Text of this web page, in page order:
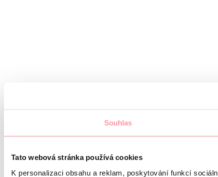
Souhlas
Tato webová stránka používá cookies
K personalizaci obsahu a reklam, poskytování funkcí